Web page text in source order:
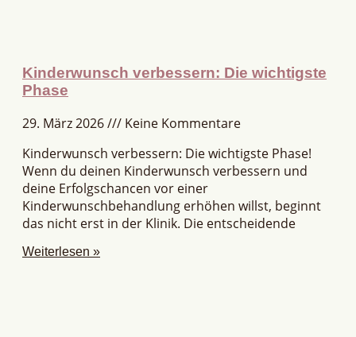
Kinderwunsch verbessern: Die wichtigste
Phase
29. März 2026
Keine Kommentare
Kinderwunsch verbessern: Die wichtigste Phase!
Wenn du deinen Kinderwunsch verbessern und
deine Erfolgschancen vor einer
Kinderwunschbehandlung erhöhen willst, beginnt
das nicht erst in der Klinik. Die entscheidende
Weiterlesen »